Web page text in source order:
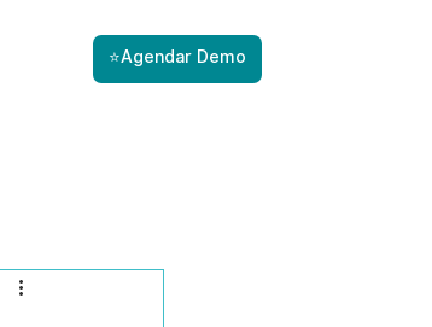
⭐Agendar Demo
de Riscos com IA